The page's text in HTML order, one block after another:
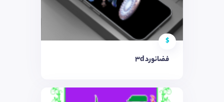
$
فضانورد 3d